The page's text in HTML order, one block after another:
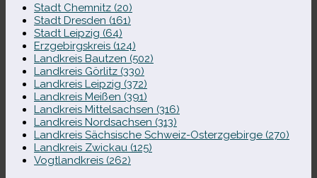
Stadt Chemnitz (20)
Stadt Dresden (161)
Stadt Leipzig (64)
Erzgebirgskreis (124)
Landkreis Bautzen (502)
Landkreis Görlitz (330)
Landkreis Leipzig (372)
Landkreis Meißen (391)
Landkreis Mittelsachsen (316)
Landkreis Nordsachsen (313)
Landkreis Sächsische Schweiz-​Osterzgebirge (270)
Landkreis Zwickau (125)
Vogtlandkreis (262)